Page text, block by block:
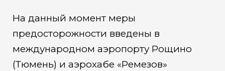
На данный момент меры
предосторожности введены в
международном аэропорту Рощино
(Тюмень) и аэрохабе «Ремезов»